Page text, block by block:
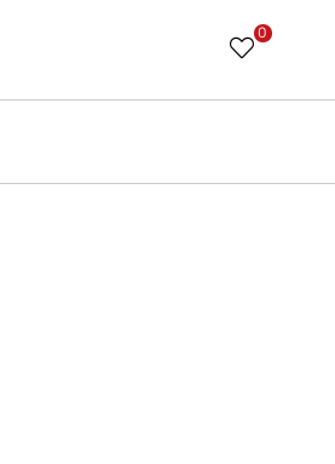
Skip
Content
0